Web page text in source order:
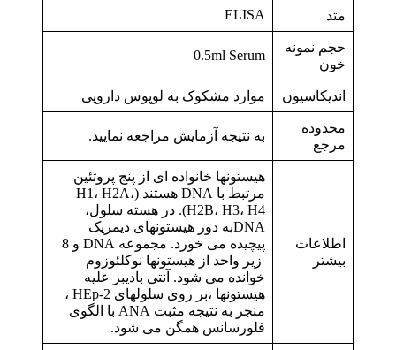
متد ELISA
حجم نمونه
خون
0.5ml Serum
اندیکاسیون موارد مشکوک به لوپوس دارویی
محدوده
مرجع
به نتیجه آزمایش مراجعه نمایید.
اطلاعات
بیشتر
هیستونها خانواده ای از پنج پروتئین
مرتبط با DNA هستند (H1، H2A،
H2B، H3، H4). در هسته سلول،
DNAبه دور هیستونهای دیمریک
پیچیده می خورد. مجموعه DNA و 8
زیر واحد از هیستونها نوکلئوزوم
خوانده می شود. آنتی بادیبر علیه
هیستونها ،بر روی سلولهای HEp-2 ،
منجر به نتیجه مثبت ANA با الگوی
فلورسانس همگن می شود.